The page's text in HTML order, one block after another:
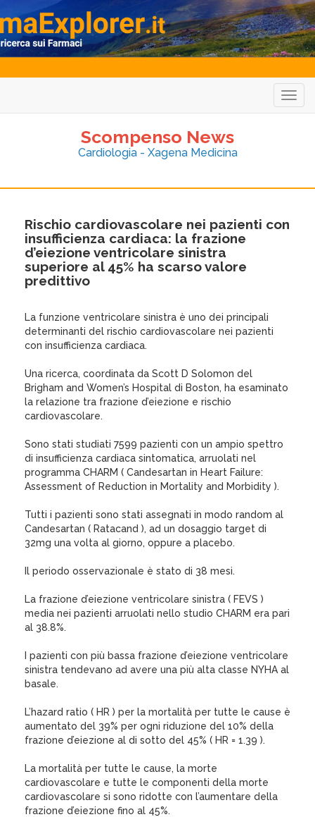
Scompenso News
Cardiologia - Xagena Medicina
Rischio cardiovascolare nei pazienti con
insufficienza cardiaca: la frazione
d’eiezione ventricolare sinistra
superiore al 45% ha scarso valore
predittivo
La funzione ventricolare sinistra è uno dei principali
determinanti del rischio cardiovascolare nei pazienti
con insufficienza cardiaca.
Una ricerca, coordinata da Scott D Solomon del
Brigham and Women’s Hospital di Boston, ha esaminato
la relazione tra frazione d’eiezione e rischio
cardiovascolare.
Sono stati studiati 7599 pazienti con un ampio spettro
di insufficienza cardiaca sintomatica, arruolati nel
programma CHARM ( Candesartan in Heart Failure:
Assessment of Reduction in Mortality and Morbidity ).
Tutti i pazienti sono stati assegnati in modo random al
Candesartan ( Ratacand ), ad un dosaggio target di
32mg una volta al giorno, oppure a placebo.
Il periodo osservazionale è stato di 38 mesi.
La frazione d’eiezione ventricolare sinistra ( FEVS )
media nei pazienti arruolati nello studio CHARM era pari
al 38.8%.
I pazienti con più bassa frazione d’eiezione ventricolare
sinistra tendevano ad avere una più alta classe NYHA al
basale.
L’hazard ratio ( HR ) per la mortalità per tutte le cause è
aumentato del 39% per ogni riduzione del 10% della
frazione d’eiezione al di sotto del 45% ( HR = 1.39 ).
La mortalità per tutte le cause, la morte
cardiovascolare e tutte le componenti della morte
cardiovascolare si sono ridotte con l’aumentare della
frazione d’eiezione fino al 45%.